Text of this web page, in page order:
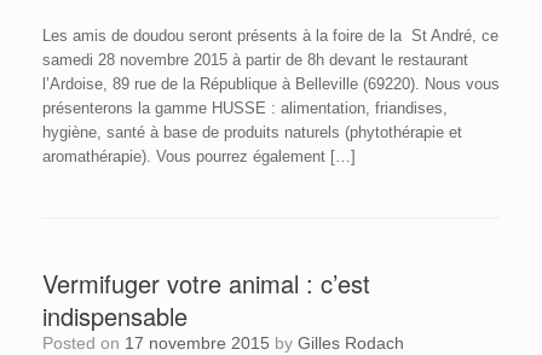
Les amis de doudou seront présents à la foire de la St André, ce
samedi 28 novembre 2015 à partir de 8h devant le restaurant
l’Ardoise, 89 rue de la République à Belleville (69220). Nous vous
présenterons la gamme HUSSE : alimentation, friandises,
hygiène, santé à base de produits naturels (phytothérapie et
aromathérapie). Vous pourrez également […]
Vermifuger votre animal : c’est
indispensable
Posted on 17 novembre 2015 by Gilles Rodach